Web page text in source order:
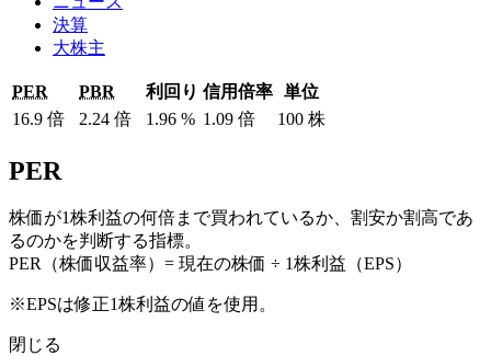
決算
大株主
PER PBR 利回り 信用倍率 単位
16.9 倍 2.24 倍 1.96 % 1.09 倍 100 株
PER
株価が1株利益の何倍まで買われているか、割安か割高であ
るのかを判断する指標。
PER（株価収益率）= 現在の株価 ÷ 1株利益（EPS）
※EPSは修正1株利益の値を使用。
閉じる